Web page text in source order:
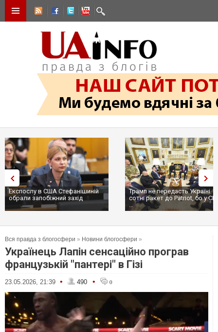
Експослу в США Стефанішиній
обрали запобіжний захід
Трамп не передасть Україні
сотні ракет до Patriot, бо у
...
Вся правда з блогосфери » Новини блогосфери »
Українець Лапін сенсаційно програв
французькій "пантері" в Гізі
23.05.2026, 21:39 • 490 • 0